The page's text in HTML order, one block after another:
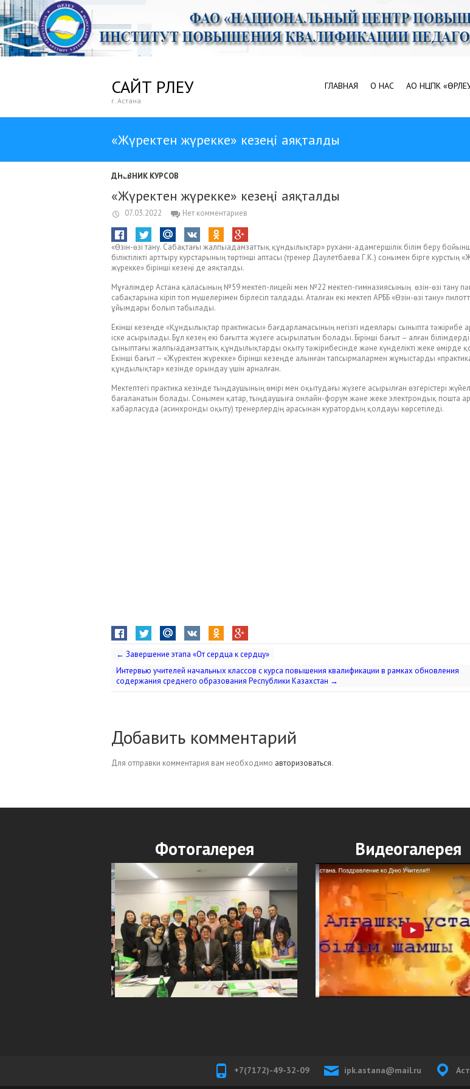
САЙТ ӨРЛЕУ
г. Астана
ГЛАВНАЯ О НАС АО НЦПК
«Жүректен жүрекке» кезеңі аяқталды
ДНЕВНИК КУРСОВ
«Жүректен жүрекке» кезеңі аяқталды
07.03.2022 Нет комментариев
«Өзін-өзі тану. Сабақтағы жалпыадамзаттық құндылықтар» рухани-адамгершілік білім беру
біліктілікті арттыру курстарының төртінші аптасы (тренер Даулетбаева Г.К.) сонымен бірге курстың
жүрекке» бірінші кезеңі де аяқталды.
Мұғалімдер Астана қаласының №59 мектеп-лицейі мен №22 мектеп-гимназиясының өзін-өзі тану
сабақтарына кіріп топ мүшелерімен бірлесіп талдады. Аталған екі мектеп АРББ «Өзін-өзі тану»
ұйымдары болып табылады.
Екінші кезеңде «Құндылықтар практикасы» бағдарламасының негізгі идеялары сыныпта тәжірибе
іске асырылады. Бұл кезең екі бағытта жүзеге асырылатын болады. Бірінші бағыт – алған білімдерді
сыныптағы жалпыадамзаттық құндылықтарды оқыту тәжірибесінде және күнделікті жеке өмірде
Екінші бағыт – «Жүректен жүрекке» бірінші кезеңде алынған тапсырмалармен жұмыстарды
құндылықтар» кезінде орындау үшін арналған.
Мектептегі практика кезінде тыңдаушының өмірі мен оқытудағы жүзеге асырылған өзгерістері
бағаланатын болады. Сонымен қатар, тыңдаушыға онлайн-форум және жеке электрондық пошта
хабарласуда (асинхронды оқыту) тренерлердің арасынан куратордың қолдауы көрсетіледі.
← Завершение этапа «От сердца к сердцу»
Интервью учителей начальных классов с курса повышения квалификации в рамках обновления
содержания среднего образования Республики Казахстан →
Добавить комментарий
Для отправки комментария вам необходимо авторизоваться.
Фотогалерея Видеогалерея
+7(7172)-49-32-09 ipk.astana@mail.ru